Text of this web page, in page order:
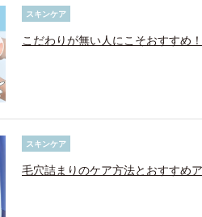
スキンケア
こだわりが無い人にこそおすすめ
スキンケア
毛穴詰まりのケア方法とおすすめ